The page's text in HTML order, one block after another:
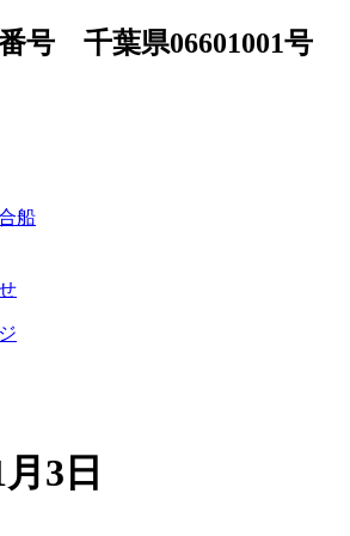
号 千葉県06601001号
船
3日